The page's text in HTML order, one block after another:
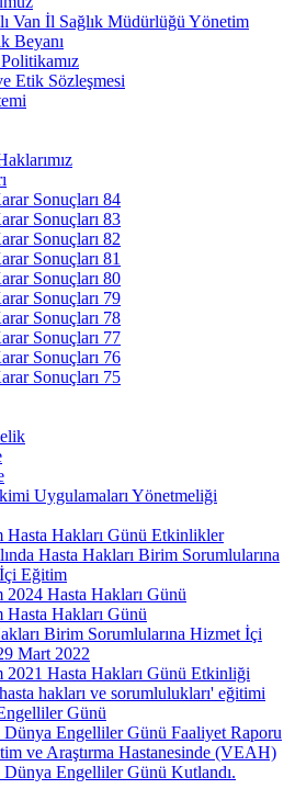
Van İl Sağlık Müdürlüğü Yönetim
Beyanı
Etik Sözleşmesi
Sonuçları 84
Sonuçları 83
Sonuçları 82
Sonuçları 81
Sonuçları 80
Sonuçları 79
Sonuçları 78
Sonuçları 77
Sonuçları 76
Sonuçları 75
Uygulamaları Yönetmeliği
Hasta Hakları Günü Etkinlikler
Hasta Hakları Birim Sorumlularına
Eğitim
2024 Hasta Hakları Günü
Hasta Hakları Günü
Birim Sorumlularına Hizmet İçi
Mart 2022
2021 Hasta Hakları Günü Etkinliği
hakları ve sorumlulukları' eğitimi
Günü
Dünya Engelliler Günü Faaliyet Raporu
ve Araştırma Hastanesinde (VEAH)
Dünya Engelliler Günü Kutlandı.